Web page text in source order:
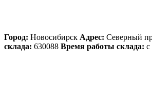
Город: Новосибирск Адрес: Северный
склада: 630088 Время работы склада: с